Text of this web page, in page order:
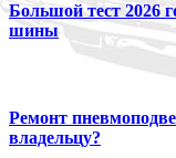
Большой тест 2026
шины
Ремонт
владельцу?